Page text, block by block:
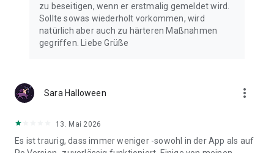
zu beseitigen, wenn er erstmalig gemeldet wird.
Sollte sowas wiederholt vorkommen, wird
natürlich aber auch zu härteren Maßnahmen
gegriffen. Liebe Grüße
Sara Halloween more_vert
13. Mai 2026
Es ist traurig, dass immer weniger -sowohl in der App als auf